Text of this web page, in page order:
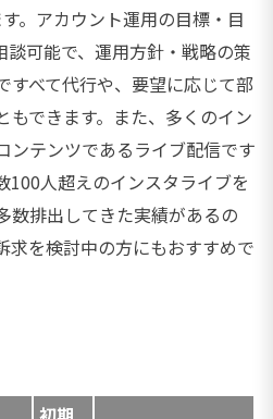
。アカウント運用の目標・目
談可能で、運用方針・戦略の策
すべて代行や、要望に応じて部
もできます。また、多くのイン
ンテンツであるライブ配信です
100人超えのインスタライブを
数排出してきた実績があるの
求を検討中の方にもおすすめで